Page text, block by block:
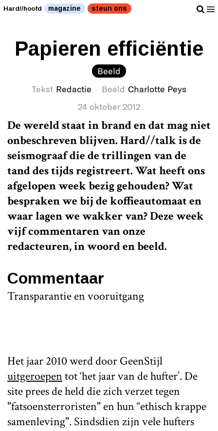
Hard//hoofd magazine steun ons
Papieren efficiëntie
Beeld
Tekst Redactie Beeld Charlotte Peys
24 oktober 2012
De wereld staat in brand en dat mag niet
onbeschreven blijven.Hard//talk is de
seismograaf die de trillingen van de
tand des tijds registreert. Wat heeft ons
afgelopen week bezig gehouden? Wat
bespraken we bij de koffieautomaat en
waar lagen we wakker van? Deze week
vijf commentaren van onze
redacteuren, in woord en beeld.
Commentaar
Transparantie en vooruitgang
Het jaar 2010 werd door GeenStijl
uitgeroepentot ‘het jaar van de hufter’. De
site prees de held die zich verzet tegen
"fatsoensterroristen" en hun “ethisch krappe
samenleving". Sindsdien zijn vele hufters